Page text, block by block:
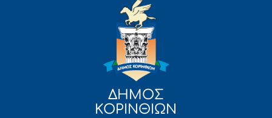
ΔΗΜΟΣ
ΚΟΡΙΝΘΙΩΝ